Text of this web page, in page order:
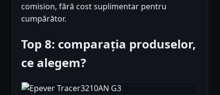
comision, fără cost suplimentar pentru
cumpărător.
Top 8: comparația produselor,
ce alegem?